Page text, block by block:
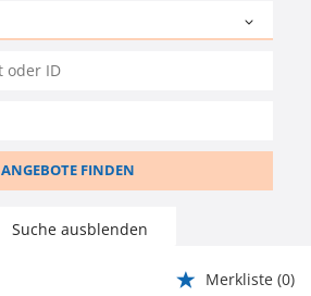
ANGEBOTE FINDEN
Suche ausblenden
Merkliste (0)